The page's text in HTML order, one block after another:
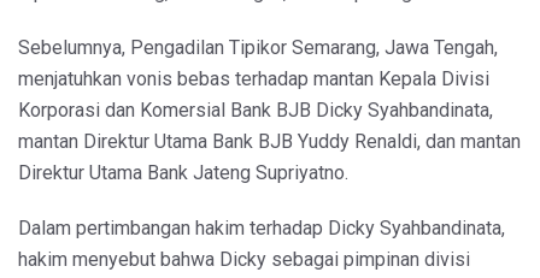
Sebelumnya, Pengadilan Tipikor Semarang, Jawa Tengah,
menjatuhkan vonis bebas terhadap mantan Kepala Divisi
Korporasi dan Komersial Bank BJB Dicky Syahbandinata,
mantan Direktur Utama Bank BJB Yuddy Renaldi, dan mantan
Direktur Utama Bank Jateng Supriyatno.
Dalam pertimbangan hakim terhadap Dicky Syahbandinata,
hakim menyebut bahwa Dicky sebagai pimpinan divisi